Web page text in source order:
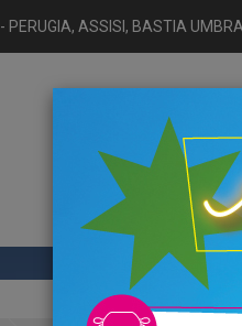
- PERUGIA, ASSISI, BASTIA